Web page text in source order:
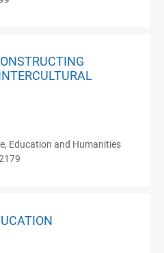
Education and Humanities